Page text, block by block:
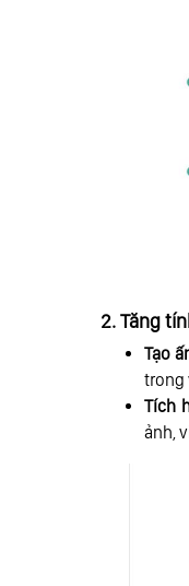
2. Tăng
Tạo
trong
Tích
ảnh,